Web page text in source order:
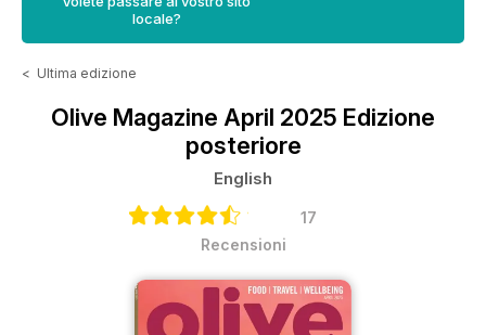
locale?
< Ultima edizione
Olive Magazine April 2025 Edizione
posteriore
English
17
Recensioni